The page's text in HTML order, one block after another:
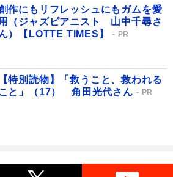
作にもリフレッシュにもガムを愛
用（ジャズピアニスト 山中千尋さ
ん）【LOTTE TIMES】
PR
【特別読物】「救うこと、救われる
と」（17） 角田光代さん
PR